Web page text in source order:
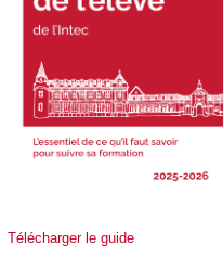
Télécharger le guide